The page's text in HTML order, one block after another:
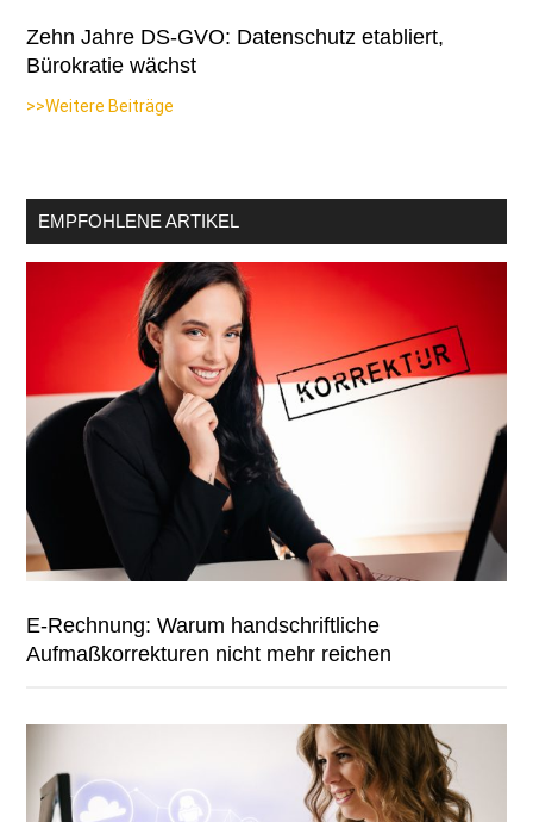
Zehn Jahre DS-GVO: Datenschutz etabliert,
Bürokratie wächst
>>Weitere Beiträge
EMPFOHLENE ARTIKEL
E-Rechnung: Warum handschriftliche
Aufmaßkorrekturen nicht mehr reichen